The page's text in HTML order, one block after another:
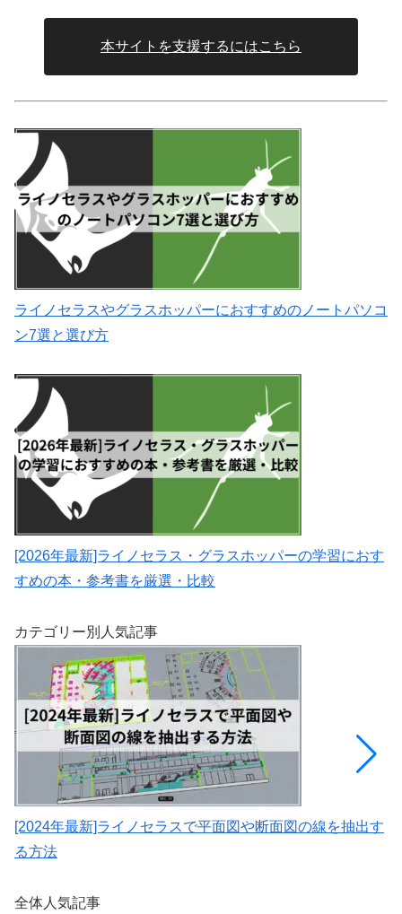
本サイトを支援するにはこちら
ライノセラスやグラスホッパーにおすすめのノートパソコ
ン7選と選び方
[2026年最新]ライノセラス・グラスホッパーの学習におす
すめの本・参考書を厳選・比較
カテゴリー別人気記事
[2024年最新]ライノセラスで平面図や断面図の線を抽出す
る方法
全体人気記事